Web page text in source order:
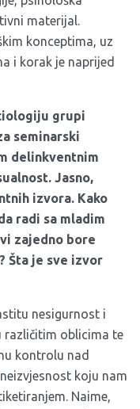
materijal.
konceptima, uz
i korak je naprijed
grupi
seminarski
delinkventnim
Jasno,
izvora. Kako
radi sa mladim
zajedno bore
Šta je sve izvor
nesigurnost i
različitim oblicima te
kontrolu nad
koju nam
Naime,